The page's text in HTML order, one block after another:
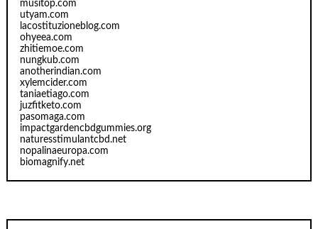
musitop.com
utyam.com
lacostituzioneblog.com
ohyeea.com
zhitiemoe.com
nungkub.com
anotherindian.com
xylemcider.com
taniaetiago.com
juzfitketo.com
pasomaga.com
impactgardencbdgummies.org
naturesstimulantcbd.net
nopalinaeuropa.com
biomagnify.net